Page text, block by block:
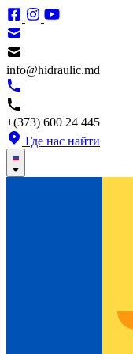
info@hidraulic.md
+(373) 600 24 445
Где нас найти